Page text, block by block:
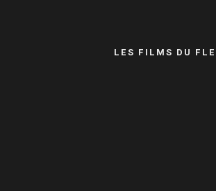
LES FILMS DU